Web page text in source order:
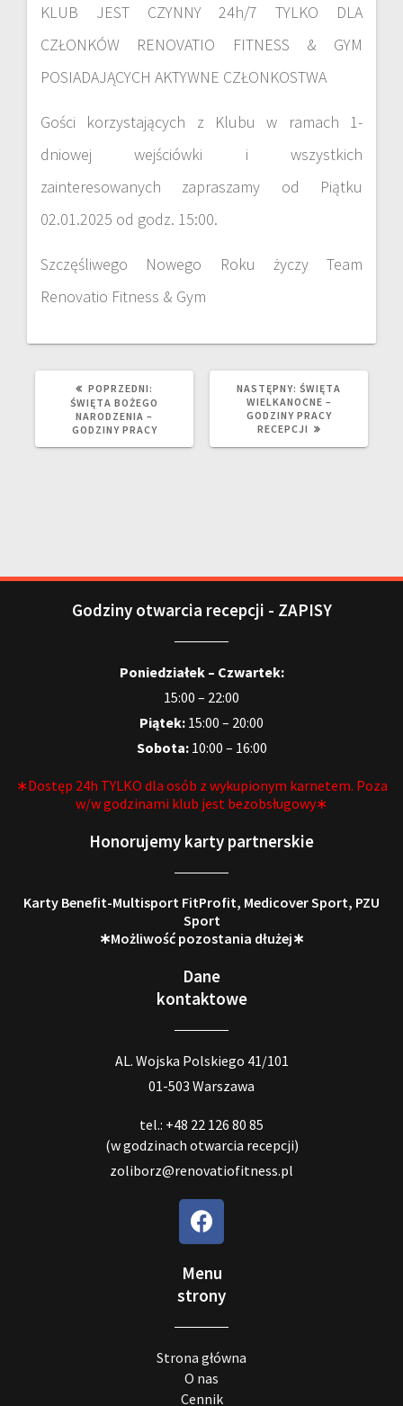
KLUB JEST CZYNNY 24h/7 TYLKO DLA
CZŁONKÓW RENOVATIO FITNESS & GYM
POSIADAJĄCYCH AKTYWNE CZŁONKOSTWA
Gości korzystających z Klubu w ramach 1-
dniowej wejściówki i wszystkich
zainteresowanych zapraszamy od Piątku
02.01.2025 od godz. 15:00.
Szczęśliwego Nowego Roku życzy Team
Renovatio Fitness & Gym
POPRZEDNI:
ŚWIĘTA BOŻEGO
NARODZENIA –
GODZINY PRACY
NASTĘPNY: ŚWIĘTA
WIELKANOCNE –
GODZINY PRACY
RECEPCJI
Godziny otwarcia recepcji - ZAPISY
Poniedziałek – Czwartek:
15:00 – 22:00
Piątek: 15:00 – 20:00
Sobota:10:00 – 16:00
∗Dostęp 24h TYLKO dla osób z wykupionym karnetem. Poza
w/w godzinami klub jest bezobsługowy∗
Honorujemy karty partnerskie
Karty Benefit-Multisport FitProfit, Medicover Sport, PZU
Sport
∗Możliwość pozostania dłużej∗
Dane
kontaktowe
AL. Wojska Polskiego 41/101
01-503 Warszawa
tel.: +48 22 126 80 85
(w godzinach otwarcia recepcji)
zoliborz@renovatiofitness.pl
Menu
strony
Strona główna
O nas
Cennik